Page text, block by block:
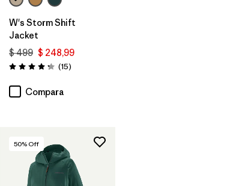
W's Storm Shift
Jacket
$ 499 $ 248,99
Valoración: 4.3 / 5
(15Comentarios
)
Compara
50% Off